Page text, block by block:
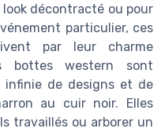
décontracté ou pour
particulier, ces
par leur charme
bottes western sont
infinie de designs et de
au cuir noir. Elles
travaillés ou arborer un